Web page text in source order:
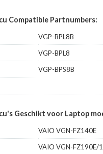
Compatible Partnumbers:
VGP-BPL8B
VGP-BPL8
VGP-BPS8B
Geschikt voor Laptop
VAIO VGN-FZ140E
VAIO VGN-FZ190E/1